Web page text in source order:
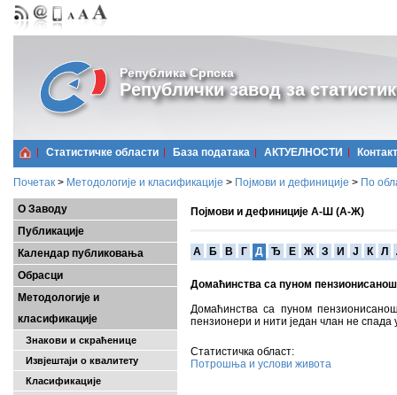
Република Српска
Републички завод за
Статистичке области Базa података АКТУЕЛНОСТИ Контакт
Почетак > Методологије и класификације > Појмови и дефиниције > По
О Заводу
Публикације
Календар публиковања
Обрасци
Методологије и
класификације
Знакови и скраћенице
Извјештаји о квалитету
Класификације
Појмови и дефиниције А-Ш (А-Ж)
A Б В Г Д Ђ Е Ж З И Ј К Л
Домаћинства са пуном
Домаћинства са пуном
пензионери и нити један члан не спада
Статистичка област:
Потрошња и услови живота